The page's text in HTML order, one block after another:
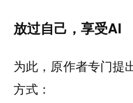
放过自己，享受AI
为此，原作者专门提
方式：